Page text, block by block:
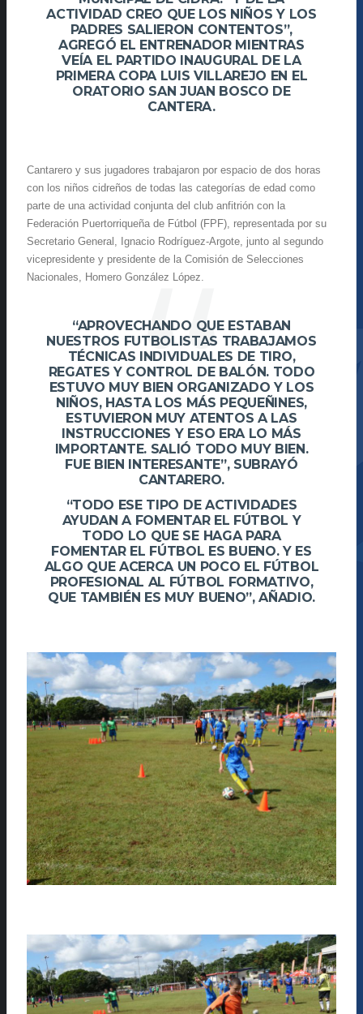
ACTIVIDAD CREO QUE LOS NIÑOS Y LOS
PADRES SALIERON CONTENTOS”,
AGREGÓ EL ENTRENADOR MIENTRAS
VEÍA EL PARTIDO INAUGURAL DE LA
PRIMERA COPA LUIS VILLAREJO EN EL
ORATORIO SAN JUAN BOSCO DE
CANTERA.
Cantarero y sus jugadores trabajaron por espacio de dos horas
con los niños cidreños de todas las categorías de edad como
parte de una actividad conjunta del club anfitrión con la
Federación Puertorriqueña de Fútbol (FPF), representada por su
Secretario General, Ignacio Rodríguez-Argote, junto al segundo
vicepresidente y presidente de la Comisión de Selecciones
Nacionales, Homero González López.
“APROVECHANDO QUE ESTABAN
NUESTROS FUTBOLISTAS TRABAJAMOS
TÉCNICAS INDIVIDUALES DE TIRO,
REGATES Y CONTROL DE BALÓN. TODO
ESTUVO MUY BIEN ORGANIZADO Y LOS
NIÑOS, HASTA LOS MÁS PEQUEÑINES,
ESTUVIERON MUY ATENTOS A LAS
INSTRUCCIONES Y ESO ERA LO MÁS
IMPORTANTE. SALIÓ TODO MUY BIEN.
FUE BIEN INTERESANTE”, SUBRAYÓ
CANTARERO.
“TODO ESE TIPO DE ACTIVIDADES
AYUDAN A FOMENTAR EL FÚTBOL Y
TODO LO QUE SE HAGA PARA
FOMENTAR EL FÚTBOL ES BUENO. Y ES
ALGO QUE ACERCA UN POCO EL FÚTBOL
PROFESIONAL AL FÚTBOL FORMATIVO,
QUE TAMBIÉN ES MUY BUENO”, AÑADIO.